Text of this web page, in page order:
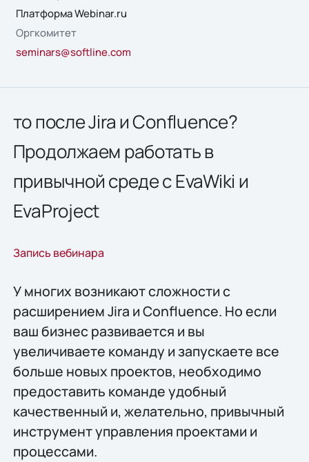
Платформа Webinar.ru
Оргкомитет
seminars@softline.com
то после Jira и Confluence?
Продолжаем работать в
привычной среде с EvaWiki и
EvaProject
Запись вебинара
У многих возникают сложности с
расширением Jira и Confluence. Но если
ваш бизнес развивается и вы
увеличиваете команду и запускаете все
больше новых проектов, необходимо
предоставить команде удобный
качественный и, желательно, привычный
инструмент управления проектами и
процессами.